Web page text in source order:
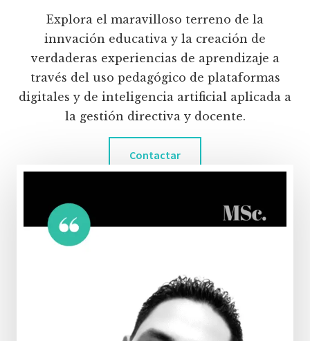
educativas
digitales
inteligencia
artificial.
Explora el maravilloso terreno de la
innvación educativa y la creación de
verdaderas experiencias de aprendizaje a
través del uso pedagógico de plataformas
digitales y de inteligencia artificial aplicada a
la gestión directiva y docente.
Contactar